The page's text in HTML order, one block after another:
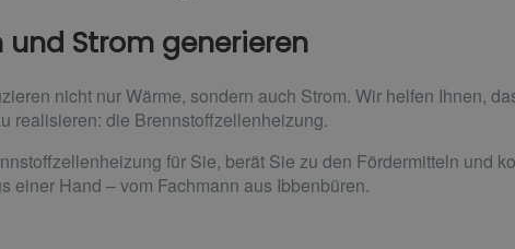
Strom generieren
nicht nur Wärme, sondern auch Strom. Wir helfen Ihnen,
realisieren: die Brennstoffzellenheizung.
für Sie, berät Sie zu den Fördermitteln und
einer Hand – vom Fachmann aus Ibbenbüren.